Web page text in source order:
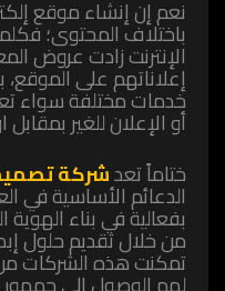
‏نعم إن إنشاء موقع
باختلاف المحتوى؛
الإنترنت زادت عروض
إعلاناتهم على الموقع،
خدمات مختلفة سواء
أو الإعلان للغير
ختاماً تعدشركة
الدعائم الأساسية في
بفعالية في بناء
من خلال تقديم حلول
تمكنت هذه الشركات من